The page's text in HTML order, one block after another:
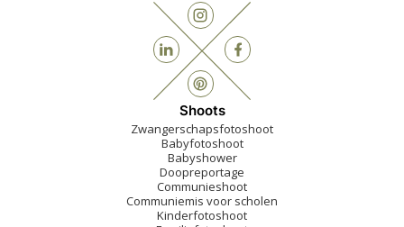
Shoots
Zwangerschapsfotoshoot
Babyfotoshoot
Babyshower
Doopreportage
Communieshoot
Communiemis voor scholen
Kinderfotoshoot